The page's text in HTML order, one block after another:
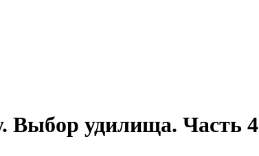
Выбор удилища. Часть 4